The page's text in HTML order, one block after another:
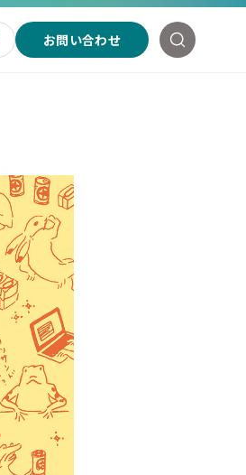
お問い合わせ